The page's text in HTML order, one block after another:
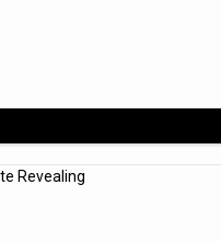
Revealing